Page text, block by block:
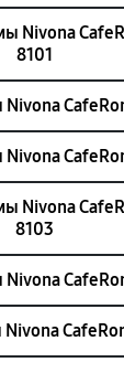
Nivona
8101
Nivona
8103